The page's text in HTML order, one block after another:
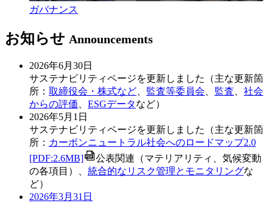
ガバナンス
お知らせ Announcements
2026年6月30日
サステナビリティページを更新しました（主な更新箇
所： 取締役会・株式など、 監査等委員会、 監査、 社会
からの評価、 ESGデータなど）
2026年5月1日
サステナビリティページを更新しました（主な更新箇
所： カーボンニュートラル社会へのロードマップ2.0
[PDF:2.6MB]
公表関連（マテリアリティ、気候変動
の各項目）、 統合的なリスク管理とモニタリングな
ど）
2026年3月31日